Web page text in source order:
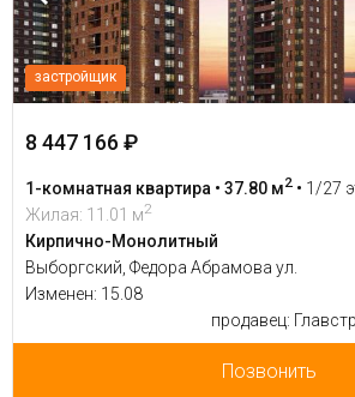
застройщик
8 447 166 ₽
1-комнатная квартира • 37.80 м2 • 1/27
Жилая: 11.01 м2
Кирпично-Монолитный
Выборгский, Федора Абрамова ул.
Изменен: 15.08
продавец:
Позвонить